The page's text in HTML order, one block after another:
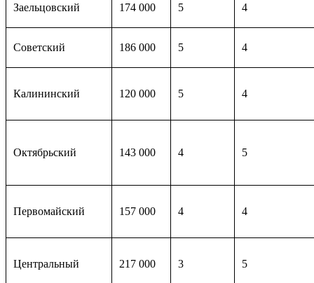
Заельцовский 174 000 5 4
Советский 186 000 5 4
Калининский 120 000 5 4
Октябрьский 143 000 4 5
Первомайский 157 000 4 4
Центральный 217 000 3 5